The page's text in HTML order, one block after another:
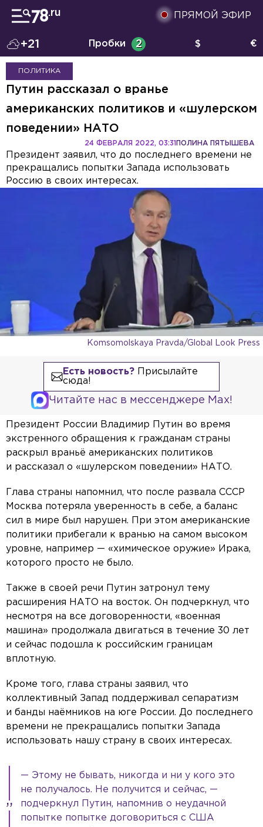
ПРЯМОЙ ЭФИР
+21 Пробки 2 $ €
ПОЛИТИКА
Путин рассказал о вранье
американских политиков и «шулерском
поведении» НАТО
ПОЛИНА ПЯТЫШЕВА
24 ФЕВРАЛЯ 2022, 03:31
Президент заявил, что до последнего времени не
прекращались попытки Запада использовать
Россию в своих интересах.
Komsomolskaya Pravda/Global Look Press
Есть новость?Присылайте
сюда!
Читайте нас в мессенджере Max!
Президент России Владимир Путин во время
экстренного обращения к гражданам страны
раскрыл враньё американских политиков
и рассказал о «шулерском поведении» НАТО.
Глава страны напомнил, что после развала СССР
Москва потеряла уверенность в себе, а баланс
сил в мире был нарушен. При этом американские
политики прибегали к вранью на самом высоком
уровне, например — «химическое оружие» Ирака,
которого просто не было.
Также в своей речи Путин затронул тему
расширения НАТО на восток. Он подчеркнул, что
несмотря на все договоренности, «военная
машина» продолжала двигаться в течение 30 лет
и сейчас подошла к российским границам
вплотную.
Кроме того, глава страны заявил, что
коллективный Запад поддерживал сепаратизм
и банды наёмников на юге России. До последнего
времени не прекращались попытки Запада
использовать нашу страну в своих интересах.
— Этому не бывать, никогда и ни у кого это
не получалось. Не получится и сейчас, —
подчеркнул Путин, напомнив о неудачной
попытке попытке договориться с США